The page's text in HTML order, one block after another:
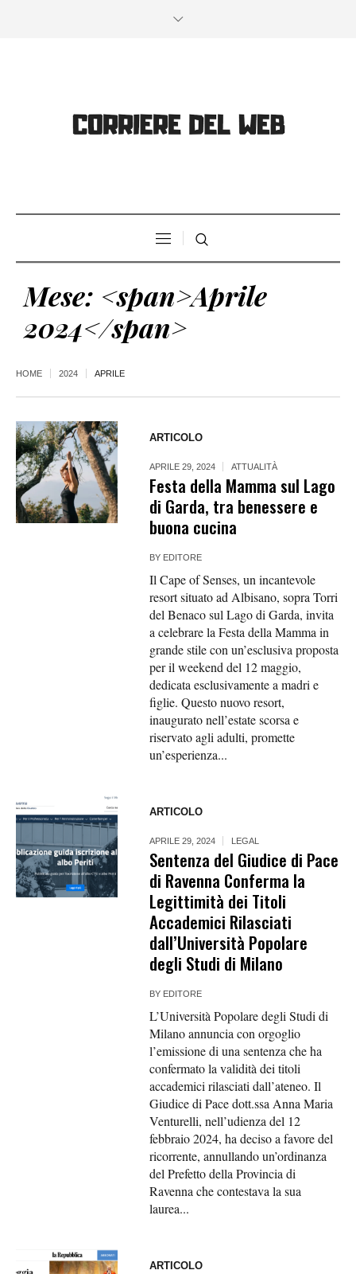
Mese: <span>Aprile
2024</span>
HOME 2024 APRILE
ARTICOLO
APRILE 29, 2024 ATTUALITÀ
Festa della Mamma sul Lago
di Garda, tra benessere e
buona cucina
BY EDITORE
Il Cape of Senses, un incantevole
resort situato ad Albisano, sopra Torri
del Benaco sul Lago di Garda, invita
a celebrare la Festa della Mamma in
grande stile con un’esclusiva proposta
per il weekend del 12 maggio,
dedicata esclusivamente a madri e
figlie. Questo nuovo resort,
inaugurato nell’estate scorsa e
riservato agli adulti, promette
un’esperienza...
ARTICOLO
APRILE 29, 2024 LEGAL
Sentenza del Giudice di Pace
di Ravenna Conferma la
Legittimità dei Titoli
Accademici Rilasciati
dall’Università Popolare
degli Studi di Milano
BY EDITORE
L’Università Popolare degli Studi di
Milano annuncia con orgoglio
l’emissione di una sentenza che ha
confermato la validità dei titoli
accademici rilasciati dall’ateneo. Il
Giudice di Pace dott.ssa Anna Maria
Venturelli, nell’udienza del 12
febbraio 2024, ha deciso a favore del
ricorrente, annullando un’ordinanza
del Prefetto della Provincia di
Ravenna che contestava la sua
laurea...
ARTICOLO